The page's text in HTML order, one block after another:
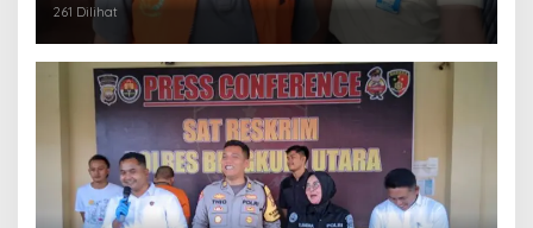
261 Dilihat